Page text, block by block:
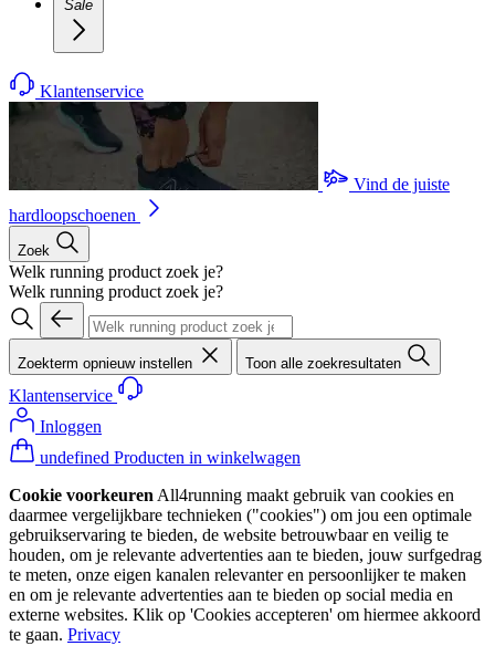
Sale
Klantenservice
Vind de juiste
hardloopschoenen
Zoek
Welk running product zoek je?
Welk running product zoek je?
Zoekterm opnieuw instellen Toon alle zoekresultaten
Klantenservice
Inloggen
undefined Producten in winkelwagen
Cookie voorkeuren All4running maakt gebruik van cookies en
daarmee vergelijkbare technieken ("cookies") om jou een optimale
gebruikservaring te bieden, de website betrouwbaar en veilig te
houden, om je relevante advertenties aan te bieden, jouw surfgedrag
te meten, onze eigen kanalen relevanter en persoonlijker te maken
en om je relevante advertenties aan te bieden op social media en
externe websites. Klik op 'Cookies accepteren' om hiermee akkoord
te gaan. Privacy